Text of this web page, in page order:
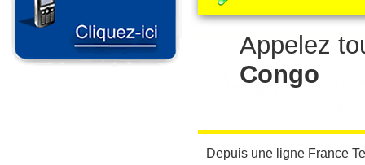
Appelez
Congo
Depuis une ligne France